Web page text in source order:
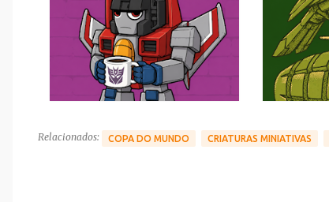
Relacionados: COPA DO MUNDO CRIATURAS MINIATIVAS